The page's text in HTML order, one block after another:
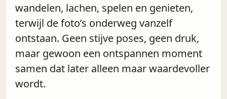
wandelen, lachen, spelen en genieten,
terwijl de foto’s onderweg vanzelf
ontstaan. Geen stijve poses, geen druk,
maar gewoon een ontspannen moment
samen dat later alleen maar waardevoller
wordt.